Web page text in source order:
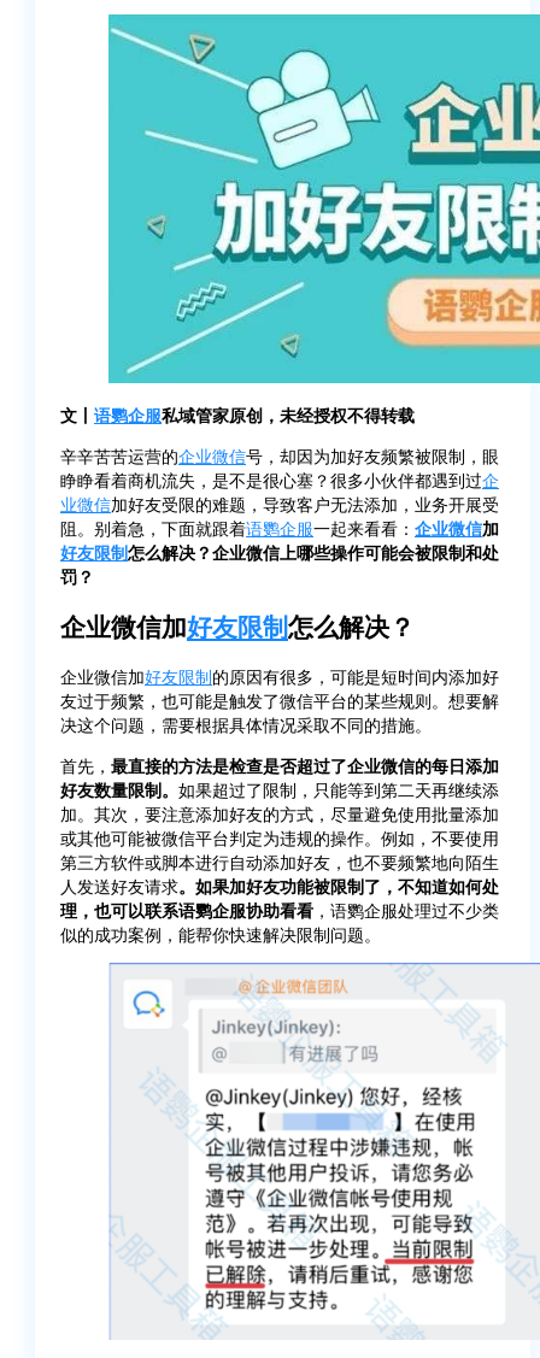
文丨 语鹦企服私域管家原创，未经授权不得转载
辛辛苦苦运营的企业微信号，却因为加好友频繁被限制，眼
睁睁看着商机流失，是不是很心塞？很多小伙伴都遇到过企
业微信加好友受限的难题，导致客户无法添加，业务开展受
阻。别着急，下面就跟着语鹦企服一起来看看： 企业微信加
好友限制怎么解决？企业微信上哪些操作可能会被限制和处
罚？
企业微信加好友限制怎么解决？
企业微信加好友限制的原因有很多，可能是短时间内添加好
友过于频繁，也可能是触发了微信平台的某些规则。想要解
决这个问题，需要根据具体情况采取不同的措施。
首先， 最直接的方法是检查是否超过了企业微信的每日添加
好友数量限制。 如果超过了限制，只能等到第二天再继续添
加。其次，要注意添加好友的方式，尽量避免使用批量添加
或其他可能被微信平台判定为违规的操作。例如，不要使用
第三方软件或脚本进行自动添加好友，也不要频繁地向陌生
人发送好友请求。如果加好友功能被限制了，不知道如何处
理，也可以联系语鹦企服协助看看 ，语鹦企服处理过不少类
似的成功案例，能帮你快速解决限制问题。